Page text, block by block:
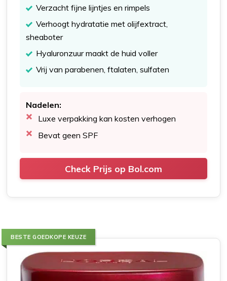
Verzacht fijne lijntjes en rimpels
Verhoogt hydratatie met olijfextract,
sheaboter
Hyaluronzuur maakt de huid voller
Vrij van parabenen, ftalaten, sulfaten
Nadelen:
Luxe verpakking kan kosten verhogen
Bevat geen SPF
Check Prijs op Bol.com
BESTE GOEDKOPE KEUZE